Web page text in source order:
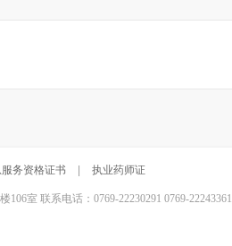
务资格证书 执业药师证
室 联系电话：0769-22230291 0769-22243361